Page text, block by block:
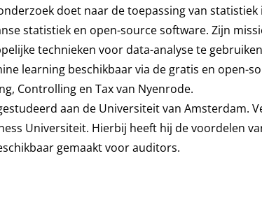
doet naar de toepassing van
statistiek en open-source software. Zijn
technieken voor data-analyse te
learning beschikbaar via de gratis en open-
Controlling en Tax van Nyenrode.
aan de Universiteit van Amsterdam.
Universiteit. Hierbij heeft hij de voordelen
gemaakt voor auditors.